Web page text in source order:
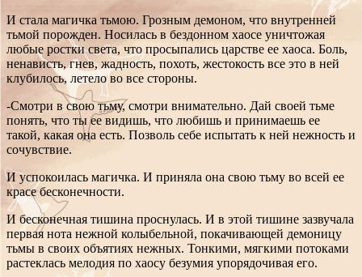
И стала магичка тьмою. Грозным демоном, что внутренней
тьмой порожден. Носилась в бездонном хаосе уничтожая
любые ростки света, что просыпались царстве ее хаоса. Боль,
ненависть, гнев, жадность, похоть, жестокость все это в ней
клубилось, летело во все стороны.
-Смотри в свою тьму, смотри внимательно. Дай своей тьме
понять, что ты ее видишь, что любишь и принимаешь ее
такой, какая она есть. Позволь себе испытать к ней нежность и
сочувствие.
И успокоилась магичка. И приняла она свою тьму во всей ее
красе бесконечности.
И бесконечная тишина проснулась. И в этой тишине зазвучала
первая нота нежной колыбельной, покачивающей демоницу
тьмы в своих объятиях нежных. Тонкими, мягкими потоками
растеклась мелодия по хаосу безумия упорядочивая его.